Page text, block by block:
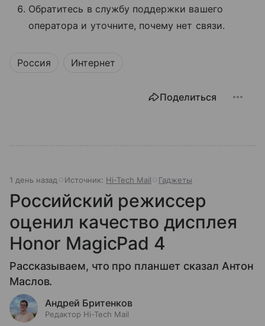
Обратитесь в службу поддержки вашего
оператора и уточните, почему нет связи.
Россия Интернет
Поделиться
1 день назад Источник: Hi-Tech Mail Гаджеты
Российский режиссер
оценил качество дисплея
Honor MagicPad 4
Рассказываем, что про планшет сказал Антон
Маслов.
Андрей Бритенков
Редактор Hi-Tech Mail